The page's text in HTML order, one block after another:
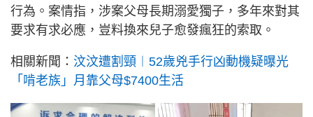
行為。案情指，涉案父母長期溺愛獨子，多年來對其
要求有求必應，豈料換來兒子愈發瘋狂的索取。
相關新聞： 汶汶遭割頸︱52歲兇手行凶動機疑曝光
「啃老族」月靠父母$7400生活